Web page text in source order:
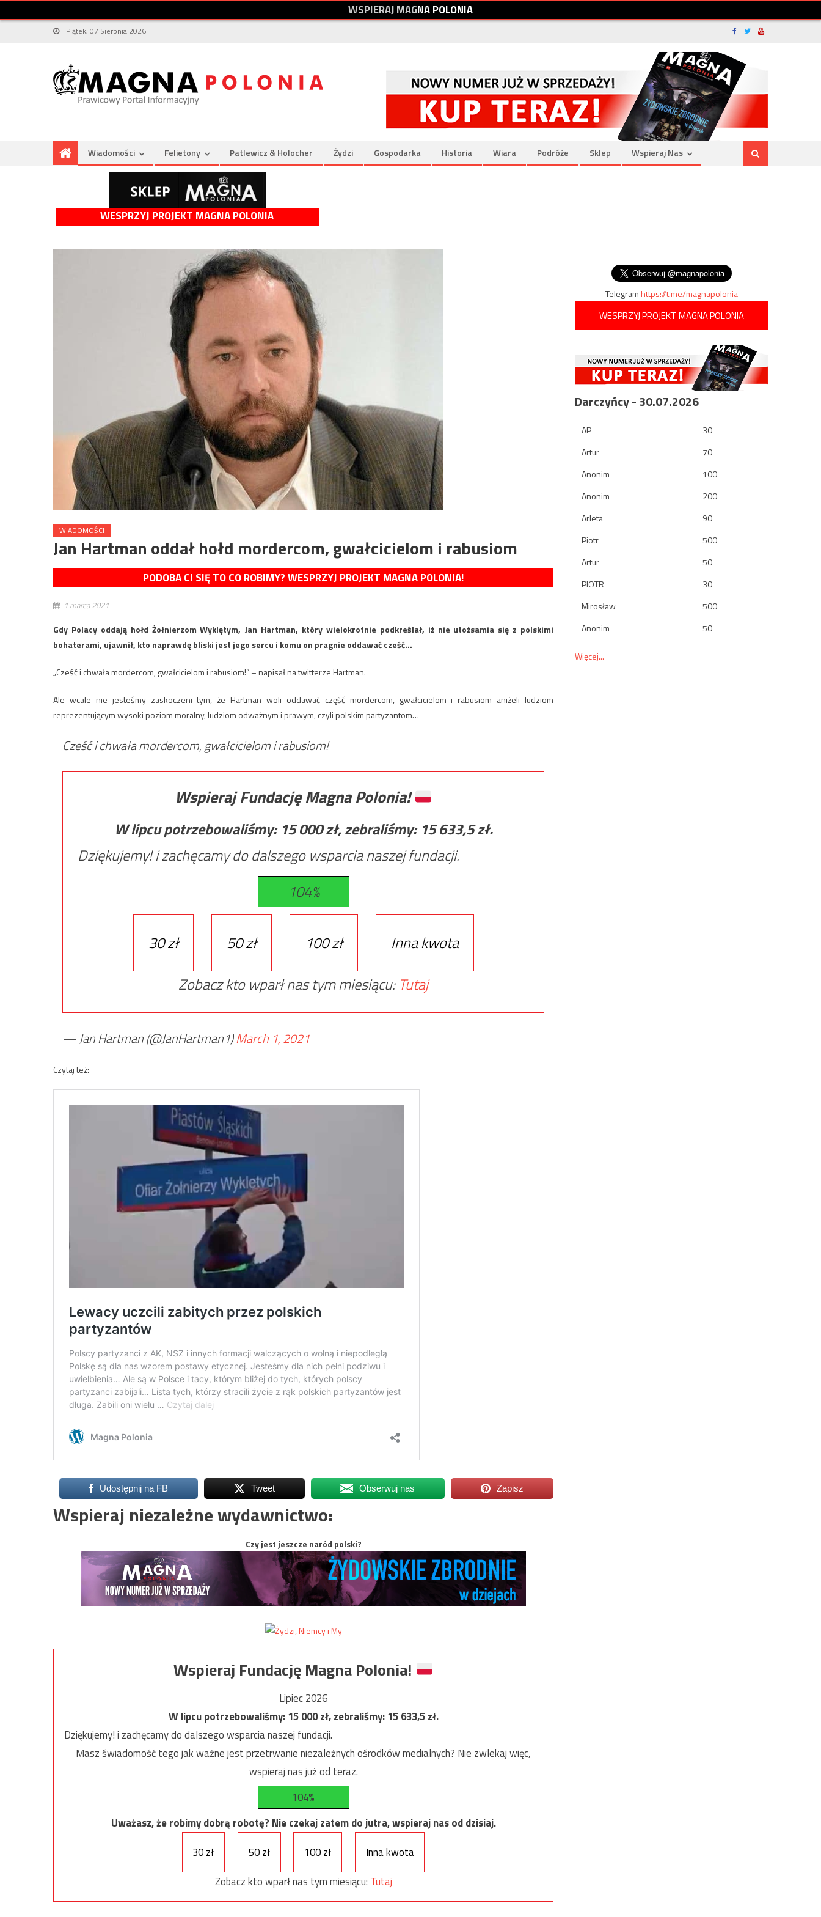
WSPIERAJMAGNAPOLONIA
Piątek, 07 Sierpnia 2026
Wiadomości Felietony Patlewicz & Holocher Żydzi Gospodarka Historia Wiara Podróże Sklep Wspieraj Nas
WESPRZYJ PROJEKT MAGNA POLONIA
WIADOMOŚCI
Jan Hartman oddał hołd mordercom, gwałcicielom i rabusiom
PODOBA CI SIĘ TO CO ROBIMY? WESPRZYJ PROJEKT MAGNA POLONIA!
1 marca 2021
Gdy Polacy oddają hołd Żołnierzom Wyklętym, Jan Hartman, który wielokrotnie podkreślał, iż nie utożsamia się z polskimi
bohaterami, ujawnił, kto naprawdę bliski jest jego sercu i komu on pragnie oddawać cześć…
„Cześć i chwała mordercom, gwałcicielom i rabusiom!” – napisał na twitterze Hartman.
Ale wcale nie jesteśmy zaskoczeni tym, że Hartman woli oddawać część mordercom, gwałcicielom i rabusiom aniżeli ludziom
reprezentującym wysoki poziom moralny, ludziom odważnym i prawym, czyli polskim partyzantom…
Cześć i chwała mordercom, gwałcicielom i rabusiom!
Wspieraj Fundację Magna Polonia!
W lipcu potrzebowaliśmy: 15 000zł, zebraliśmy: 15 633,5zł.
Dziękujemy! i zachęcamy do dalszego wsparcia naszej fundacji.
104%
30 zł 50 zł 100 zł
Inna kwota
Zobacz kto wparł nas tym miesiącu: Tutaj
— Jan Hartman (@JanHartman1)March 1, 2021
Czytaj też:
Udostępnij na FB Tweet Obserwuj nas Zapisz
Wspieraj niezależne wydawnictwo:
Czy jest jeszcze naród polski?
Wspieraj Fundację Magna Polonia!
Lipiec 2026
W lipcu potrzebowaliśmy:15 000zł, zebraliśmy:15 633,5zł.
Dziękujemy! i zachęcamy do dalszego wsparcia naszej fundacji.
Masz świadomość tego jak ważne jest przetrwanie niezależnych ośrodków medialnych? Nie zwlekaj więc,
wspieraj nas już od teraz.
104%
Uważasz, że robimy dobrą robotę? Nie czekaj zatem do jutra, wspieraj nas od dzisiaj.
30 zł
50 zł 100 zł
Inna kwota
Zobacz kto wparł nas tym miesiącu: Tutaj
Telegramhttps://t.me/magnapolonia
WESPRZYJ PROJEKT MAGNA POLONIA
Darczyńcy - 30.07.2026
AP
30
Artur
70
Anonim
100
Anonim
200
Arleta
90
Piotr
500
Artur
50
PIOTR
30
Mirosław
500
Anonim
50
Więcej...